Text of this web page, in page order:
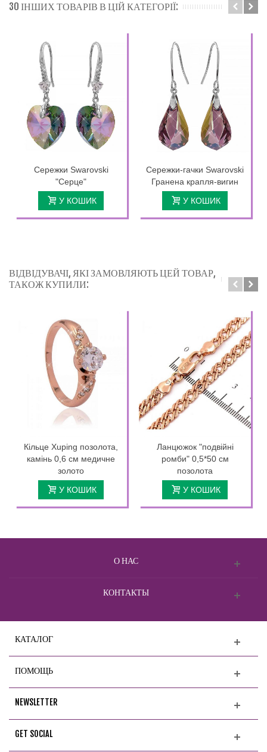
30 ІНШИХ ТОВАРІВ В ЦІЙ КАТЕГОРІЇ:
Сережки Swarovski
"Серце"
У КОШИК
Сережки-гачки Swarovski
Гранена крапля-вигин
У КОШИК
ВІДВІДУВАЧІ, ЯКІ ЗАМОВЛЯЮТЬ ЦЕЙ ТОВАР,
ТАКОЖ КУПИЛИ:
Кільце Xuping позолота,
камінь 0,6 см медичне
золото
У КОШИК
Ланцюжок "подвійні
ромби" 0,5*50 см
позолота
У КОШИК
О НАС
КОНТАКТЫ
КАТАЛОГ
ПОМОЩЬ
NEWSLETTER
GET SOCIAL